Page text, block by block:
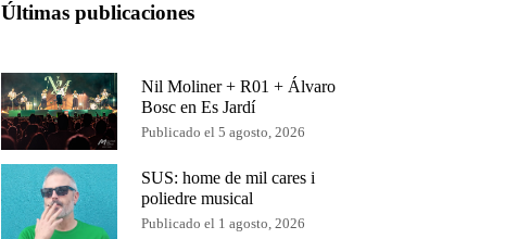
Últimas publicaciones
Nil Moliner + R01 + Álvaro
Bosc en Es Jardí
Publicado el 5 agosto, 2026
SUS: home de mil cares i
poliedre musical
Publicado el 1 agosto, 2026